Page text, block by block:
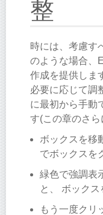
整
時には、考慮す
のような場合、
作成を提供しま
必要に応じて調
に最初から手動
す(この章のさら
ボックスを移
でボックスを
緑色で強調表
と、 ボック
もう一度クリ